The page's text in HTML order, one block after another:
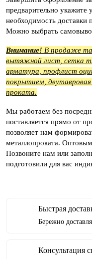
предварительно укажите
необходимость доставки
Можно выбрать
Внимание! В продаже
вытяжной лист, сетка
арматура, профлист
покрытием, двутавровая
проката.
Мы работаем без
поставляется прямо от
позволяет нам
металлопроката.
Позвоните нам или
подготовили для вас
Быстрая
Бережно
Консультация